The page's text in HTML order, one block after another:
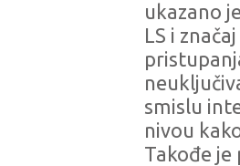
ukazano
LS i
smislu
nivou
Takođe je